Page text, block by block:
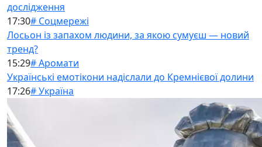
дослідження
17:30# Соцмережі
Лосьон із запахом людини, за якою сумуєш — новий
тренд?
15:29# Аромати
Українські емотікони надіслали до Кремнієвої долини
17:26# Україна